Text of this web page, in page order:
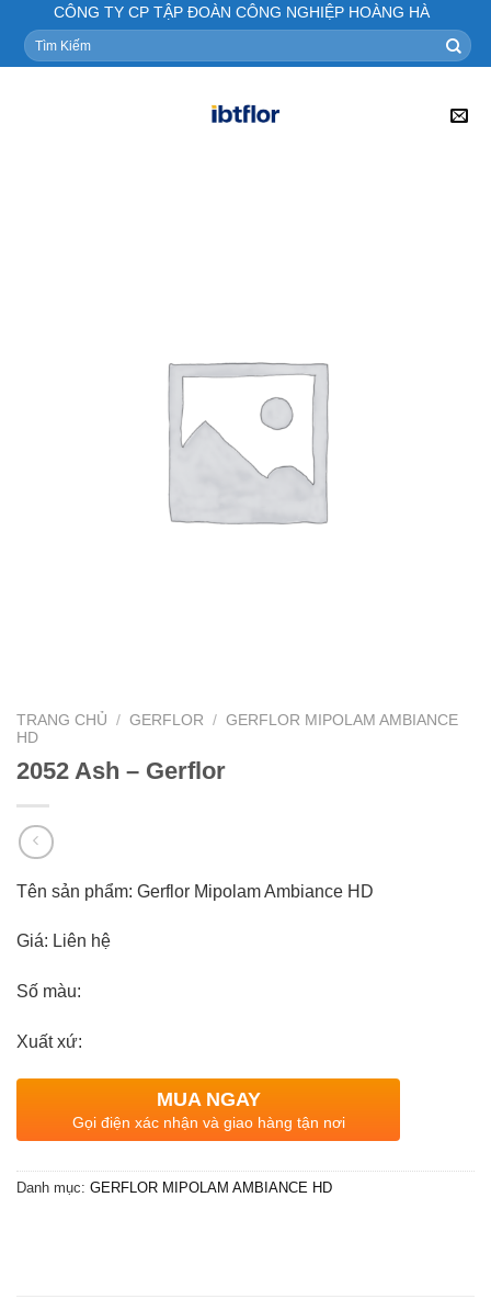
content
CÔNG TY CP TẬP ĐOÀN CÔNG NGHIỆP HOÀNG HÀ
Tìm
kiếm:
TRANG CHỦ / GERFLOR / GERFLOR MIPOLAM AMBIANCE
HD
2052 Ash – Gerflor
Tên sản phẩm: Gerflor Mipolam Ambiance HD
Giá: Liên hệ
Số màu:
Xuất xứ:
MUA NGAY
Gọi điện xác nhận và giao hàng tận nơi
Danh mục: GERFLOR MIPOLAM AMBIANCE HD